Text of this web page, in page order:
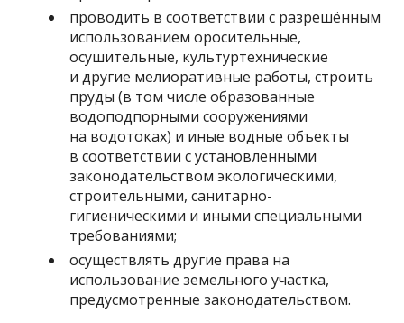
проводить в соответствии с разрешённым
использованием оросительные,
осушительные, культуртехнические
и другие мелиоративные работы, строить
пруды (в том числе образованные
водоподпорными сооружениями
на водотоках) и иные водные объекты
в соответствии с установленными
законодательством экологическими,
строительными, санитарно-
гигиеническими и иными специальными
требованиями;
осуществлять другие права на
использование земельного участка,
предусмотренные законодательством.